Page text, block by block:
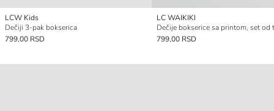
LCW Kids
Dečiji 3-pak bokserica
799,00 RSD
LC WAIKIKI
799,00 RSD